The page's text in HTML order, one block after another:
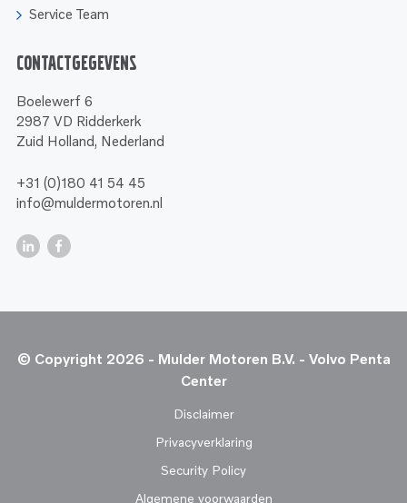
Service Team
Contactgegevens
Boelewerf 6
2987 VD Ridderkerk
Zuid Holland, Nederland
+31 (0)180 41 54 45
info@muldermotoren.nl
© Copyright 2026 - Mulder Motoren B.V. - Volvo Penta
Center
Disclaimer
Privacyverklaring
Security Policy
Algemene voorwaarden